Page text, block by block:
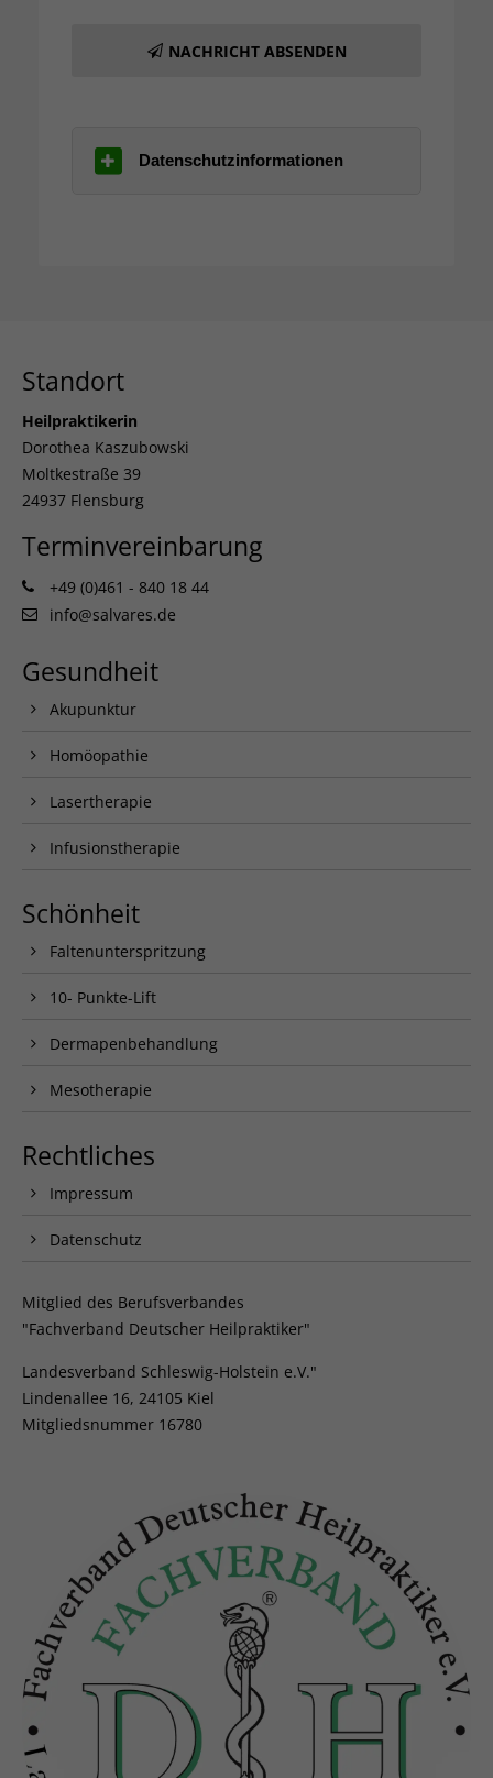
NACHRICHT ABSENDEN
Datenschutzinformationen
Standort
Heilpraktikerin
Dorothea Kaszubowski
Moltkestraße 39
24937 Flensburg
Terminvereinbarung
+49 (0)461 - 840 18 44
info@salvares.de
Gesundheit
Akupunktur
Homöopathie
Lasertherapie
Infusionstherapie
Schönheit
Faltenunterspritzung
10- Punkte-Lift
Dermapenbehandlung
Mesotherapie
Rechtliches
Impressum
Datenschutz
Mitglied des Berufsverbandes
"Fachverband Deutscher Heilpraktiker"
Landesverband Schleswig-Holstein e.V."
Lindenallee 16, 24105 Kiel
Mitgliedsnummer 16780